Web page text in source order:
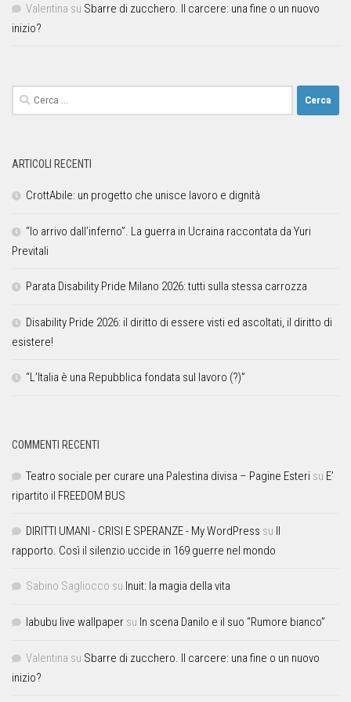
Valentina su Sbarre di zucchero. Il carcere: una fine o un nuovo
inizio?
ARTICOLI RECENTI
CrottAbile: un progetto che unisce lavoro e dignità
“Io arrivo dall’inferno”. La guerra in Ucraina raccontata da Yuri
Previtali
Parata Disability Pride Milano 2026: tutti sulla stessa carrozza
Disability Pride 2026: il diritto di essere visti ed ascoltati, il diritto di
esistere!
“L’Italia è una Repubblica fondata sul lavoro (?)”
COMMENTI RECENTI
Teatro sociale per curare una Palestina divisa – Pagine Esteri su E’
ripartito il FREEDOM BUS
DIRITTI UMANI - CRISI E SPERANZE - My WordPress su Il
rapporto. Così il silenzio uccide in 169 guerre nel mondo
Sabino Sagliocco su Inuit: la magia della vita
labubu live wallpaper su In scena Danilo e il suo “Rumore bianco”
Valentina su Sbarre di zucchero. Il carcere: una fine o un nuovo
inizio?